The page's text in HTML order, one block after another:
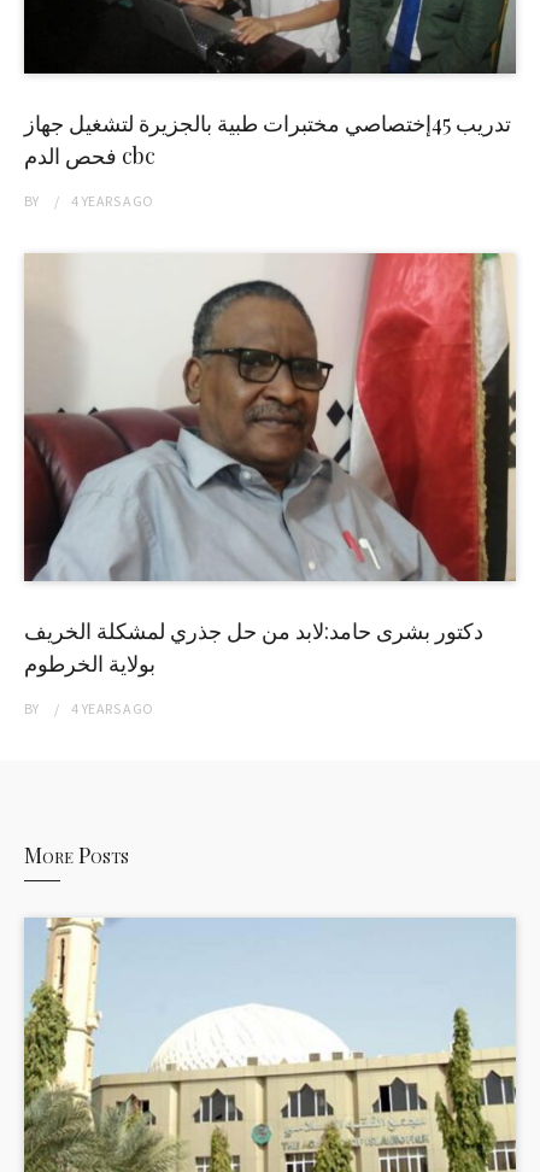
تدريب 45إختصاصي مختبرات طبية بالجزيرة لتشغيل جهاز
فحص الدم cbc
BY 4 YEARSAGO
دكتور بشرى حامد:لابد من حل جذري لمشكلة الخريف
بولاية الخرطوم
BY 4 YEARSAGO
More Posts